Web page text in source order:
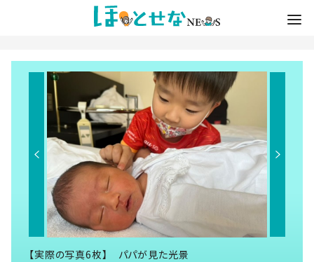
【実際の写真6枚】 パパが見た光景